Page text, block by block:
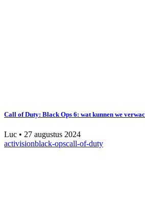
Call of Duty: Black Ops 6: wat kunnen we
Luc • 27 augustus 2024
activisionblack-opscall-of-duty